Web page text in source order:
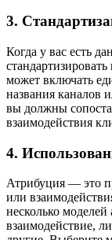
3.
Когда у вас есть
может включать
названия каналов
вы должны
взаимодействия
4.
Атрибуция — это
или
несколько
взаимодействие,